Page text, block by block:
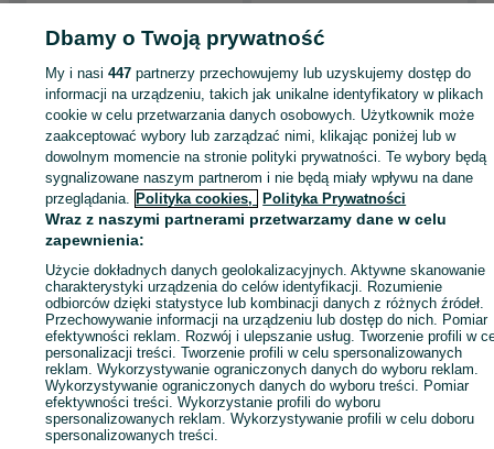
Strona główna Dom i Ogród Meble Stoły Stoły - Mazowieckie
Stoły -
KATEGORIA
ID:924991808 Wyświetlenia:
Zadzwoń / SMS Wyślij wiadomość
Dbamy o Twoją prywatność
My i nasi447 partnerzy przechowujemy lub uzyskujemy dostęp do
informacji na urządzeniu, takich jak unikalne identyfikatory w plikach
cookie w celu przetwarzania danych osobowych. Użytkownik może
zaakceptować wybory lub zarządzać nimi, klikając poniżej lub w
dowolnym momencie na stronie polityki prywatności. Te wybory będą
sygnalizowane naszym partnerom i nie będą miały wpływu na dane
przeglądania. Polityka cookies, Polityka Prywatności
Wraz z naszymi partnerami przetwarzamy dane w celu
zapewnienia:
Użycie dokładnych danych geolokalizacyjnych. Aktywne skanowanie
charakterystyki urządzenia do celów identyfikacji. Rozumienie
odbiorców dzięki statystyce lub kombinacji danych z różnych źródeł.
Przechowywanie informacji na urządzeniu lub dostęp do nich. Pomiar
efektywności reklam. Rozwój i ulepszanie usług. Tworzenie profili w
personalizacji treści. Tworzenie profili w celu spersonalizowanych
reklam. Wykorzystywanie ograniczonych danych do wyboru reklam.
Wykorzystywanie ograniczonych danych do wyboru treści. Pomiar
efektywności treści. Wykorzystanie profili do wyboru
spersonalizowanych reklam. Wykorzystywanie profili w celu doboru
spersonalizowanych treści.